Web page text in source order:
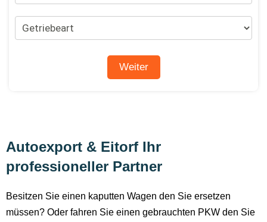
Autoexport & Eitorf Ihr
professioneller Partner
Besitzen Sie einen kaputten Wagen den Sie ersetzen
müssen? Oder fahren Sie einen gebrauchten PKW den Sie